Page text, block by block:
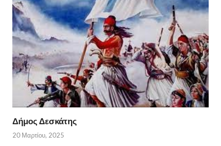
Δήμος Δεσκάτης
20 Μαρτίου, 2025